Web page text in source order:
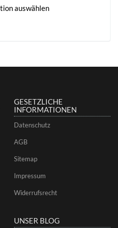
auswählen
GESETZLICHE
INFORMATIONEN
Datenschutz
AGB
Sitemap
Impressum
Widerrufsrecht
UNSER BLOG